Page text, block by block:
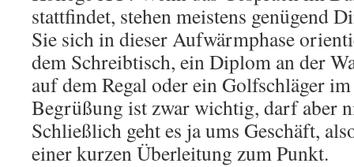
stattfindet, stehen meistens genügend
Sie sich in dieser Aufwärmphase
dem Schreibtisch, ein Diplom an der
auf dem Regal oder ein Golfschläger
Begrüßung ist zwar wichtig, darf aber
Schließlich geht es ja ums Geschäft,
einer kurzen Überleitung zum Punkt.